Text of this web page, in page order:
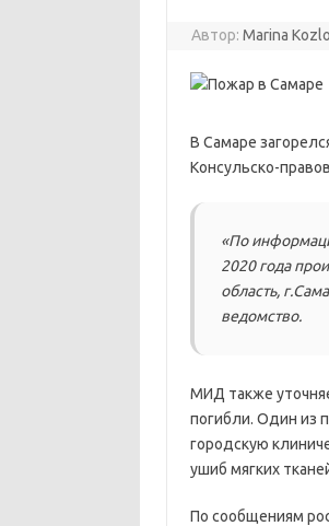
Автор: Marina
В Самаре
Консульско-
«По
2020 года
область,
ведомство.
МИД также
погибли. Один из
городскую
ушиб мягких
По сообщениям